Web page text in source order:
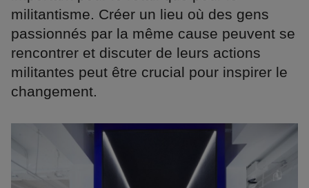
militantisme. Créer un lieu où des gens
passionnés par la même cause peuvent se
rencontrer et discuter de leurs actions
militantes peut être crucial pour inspirer le
changement.